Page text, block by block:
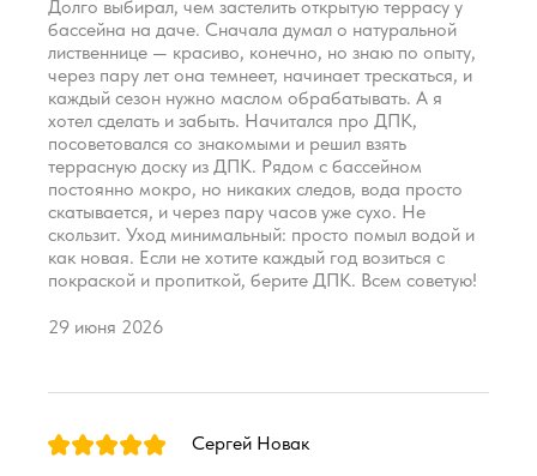
Долго выбирал, чем застелить открытую террасу у
бассейна на даче. Сначала думал о натуральной
лиственнице — красиво, конечно, но знаю по опыту,
через пару лет она темнеет, начинает трескаться, и
каждый сезон нужно маслом обрабатывать. А я
хотел сделать и забыть. Начитался про ДПК,
посоветовался со знакомыми и решил взять
террасную доску из ДПК. Рядом с бассейном
постоянно мокро, но никаких следов, вода просто
скатывается, и через пару часов уже сухо. Не
скользит. Уход минимальный: просто помыл водой и
как новая. Если не хотите каждый год возиться с
покраской и пропиткой, берите ДПК. Всем советую!
29 июня 2026
Сергей Новак